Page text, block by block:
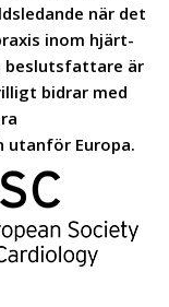
när det
inom hjärt-
beslutsfattare är
bidrar med
utanför Europa.